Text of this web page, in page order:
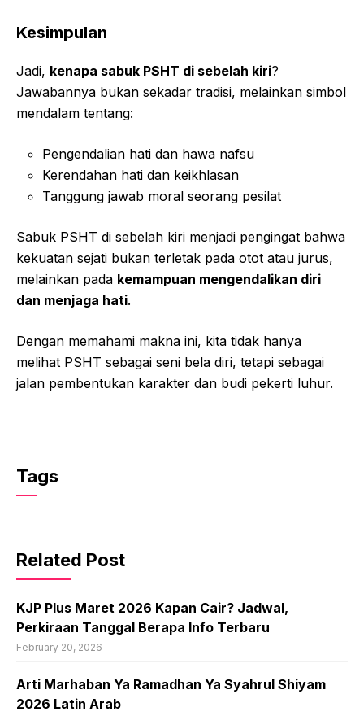
Kesimpulan
Jadi, kenapa sabuk PSHT di sebelah kiri?
Jawabannya bukan sekadar tradisi, melainkan simbol
mendalam tentang:
Pengendalian hati dan hawa nafsu
Kerendahan hati dan keikhlasan
Tanggung jawab moral seorang pesilat
Sabuk PSHT di sebelah kiri menjadi pengingat bahwa
kekuatan sejati bukan terletak pada otot atau jurus,
melainkan pada kemampuan mengendalikan diri
dan menjaga hati.
Dengan memahami makna ini, kita tidak hanya
melihat PSHT sebagai seni bela diri, tetapi sebagai
jalan pembentukan karakter dan budi pekerti luhur.
Tags
Related Post
KJP Plus Maret 2026 Kapan Cair? Jadwal,
Perkiraan Tanggal Berapa Info Terbaru
February 20, 2026
Arti Marhaban Ya Ramadhan Ya Syahrul Shiyam
2026 Latin Arab